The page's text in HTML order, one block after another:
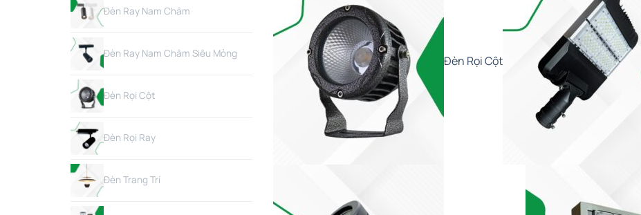
Đèn Ray Nam Châm
Đèn Ray Nam Châm Siêu Mỏng
Đèn Rọi Cột
Đèn Rọi Ray
Đèn Trang Trí
Đèn Rọi Cột